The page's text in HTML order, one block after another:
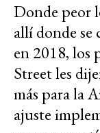
Donde peor
allí donde se
en 2018, los
Street les
más para la
ajuste